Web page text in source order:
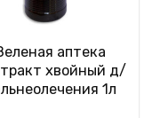
аптека
хвойный д/
1л